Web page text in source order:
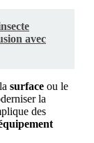
avec
surface ou le
la
des